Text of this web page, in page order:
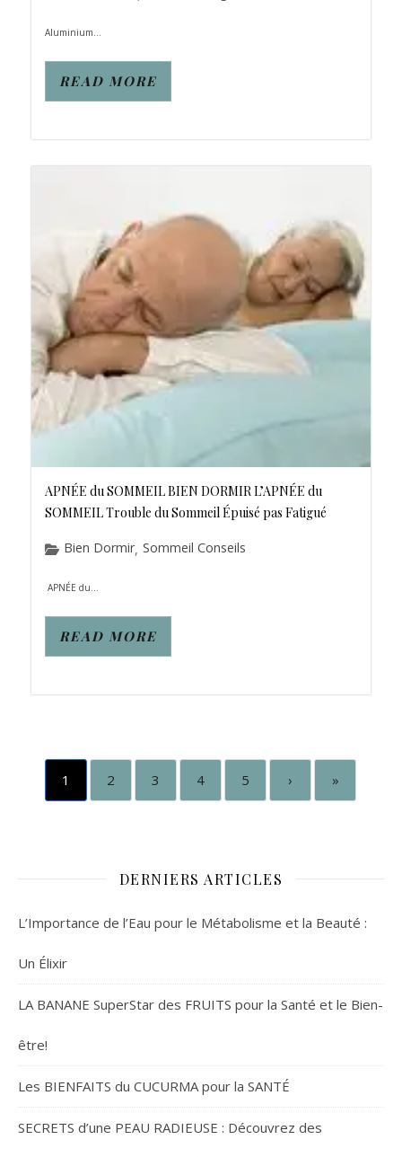
Aluminium...
READ MORE
APNÉE du SOMMEIL BIEN DORMIR L’APNÉE du
SOMMEIL Trouble du Sommeil Épuisé pas Fatigué
Bien Dormir, Sommeil Conseils
APNÉE du...
READ MORE
1 2 3 4 5 › »
DERNIERS ARTICLES
L’Importance de l’Eau pour le Métabolisme et la Beauté :
Un Élixir
LA BANANE SuperStar des FRUITS pour la Santé et le Bien-
être!
Les BIENFAITS du CUCURMA pour la SANTÉ
SECRETS d’une PEAU RADIEUSE : Découvrez des